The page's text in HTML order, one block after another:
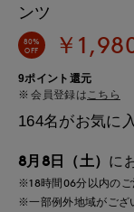
ンツ
80%
OFF
￥
9ポイント還元
会員登録はこちら
164名がお気に
8月8日（土） に
※18時間06分以内のご
※一部例外地域がござ